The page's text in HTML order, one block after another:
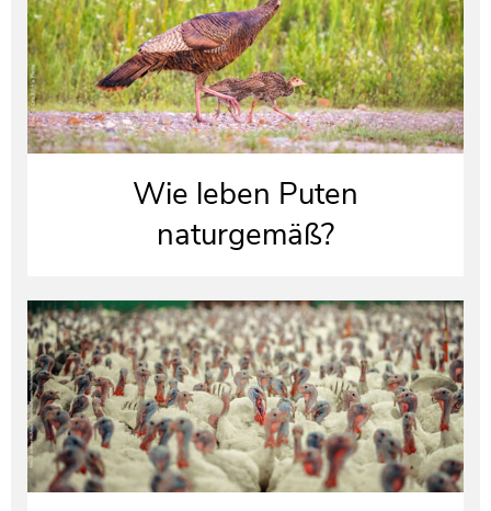
Wie leben Puten
naturgemäß?